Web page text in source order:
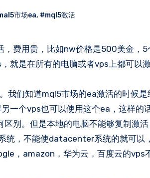
市场ea, #mql5激活
就是在所有的电脑或者vps上都可以激
我们知道mql5市场的ea激活的时候
一个vps也可以使用这个ea，这样
区别。但是本地的电脑不能够复制
统，不能使datacenter系统的就可以
，amazon，华为云，百度云的vps